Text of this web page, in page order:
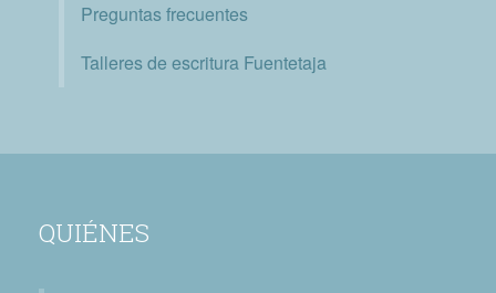
Preguntas frecuentes
Talleres de escritura Fuentetaja
QUIÉNES